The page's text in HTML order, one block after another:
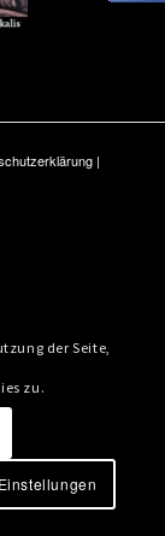
|
der Seite,
zu.
Einstellungen